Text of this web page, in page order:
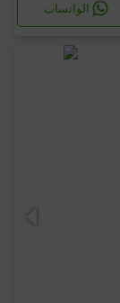
الواتساب